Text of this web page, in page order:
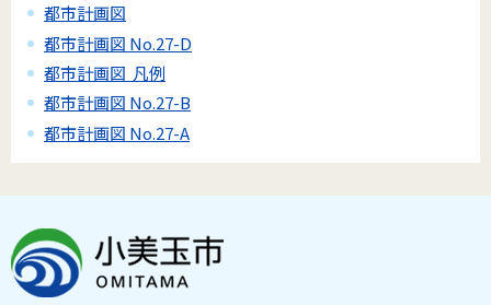
都市計画図
都市計画図 No.27-D
都市計画図 凡例
都市計画図 No.27-B
都市計画図 No.27-A